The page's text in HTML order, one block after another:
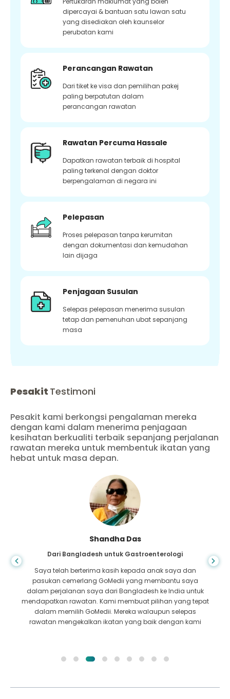
dipercayai & bantuan satu lawan satu
yang disediakan oleh kaunselor
perubatan kami
Perancangan Rawatan
Dari tiket ke visa dan pemilihan pakej
paling berpatutan dalam
perancangan rawatan
Rawatan Percuma Hassale
Dapatkan rawatan terbaik di hospital
paling terkenal dengan doktor
berpengalaman di negara ini
Pelepasan
Proses pelepasan tanpa kerumitan
dengan dokumentasi dan kemudahan
lain dijaga
Penjagaan Susulan
Selepas pelepasan menerima susulan
tetap dan pemenuhan ubat sepanjang
masa
Pesakit Testimoni
Pesakit kami berkongsi pengalaman mereka
dengan kami dalam menerima penjagaan
kesihatan berkualiti terbaik sepanjang perjalanan
rawatan mereka untuk membentuk ikatan yang
hebat untuk masa depan.
Shandha Das
Dari Bangladesh untuk Gastroenterologi
Saya telah berterima kasih kepada anak saya dan
pasukan cemerlang GoMedii yang membantu saya
dalam perjalanan saya dari Bangladesh ke India untuk
mendapatkan rawatan. Kami membuat pilihan yang tepat
dalam memilih GoMedii. Mereka walaupun selepas
rawatan mengekalkan ikatan yang baik dengan kami